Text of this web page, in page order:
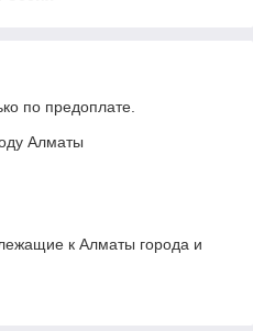
по предоплате.
Алматы
к Алматы города и